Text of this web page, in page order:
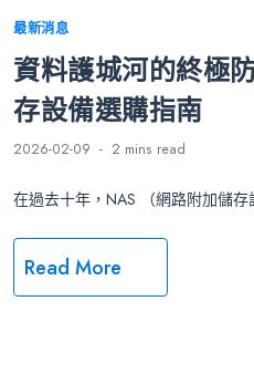
Categories
最新消息
資料護城河的終極
存設備選購指南
2026-02-09 2 mins read
在過去十年，NAS （網路附加儲
Read More